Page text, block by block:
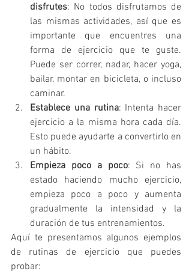
disfrutes: No todos disfrutamos de
las mismas actividades, así que es
importante que encuentres una
forma de ejercicio que te guste.
Puede ser correr, nadar, hacer yoga,
bailar, montar en bicicleta, o incluso
caminar.
Establece una rutina: Intenta hacer
ejercicio a la misma hora cada día.
Esto puede ayudarte a convertirlo en
un hábito.
Empieza poco a poco: Si no has
estado haciendo mucho ejercicio,
empieza poco a poco y aumenta
gradualmente la intensidad y la
duración de tus entrenamientos.
Aquí te presentamos algunos ejemplos
de rutinas de ejercicio que puedes
probar: